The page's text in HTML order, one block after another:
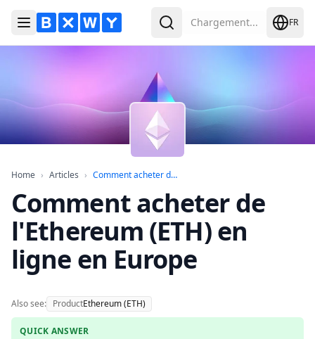
Ouvrir le menu RechercherChargement... FR
HomeHome
› Articles Articles
› Comment acheter de...
Comment acheter de
l'Ethereum (ETH) en
ligne en Europe
Also see: ProductEthereum (ETH)
QUICK ANSWER